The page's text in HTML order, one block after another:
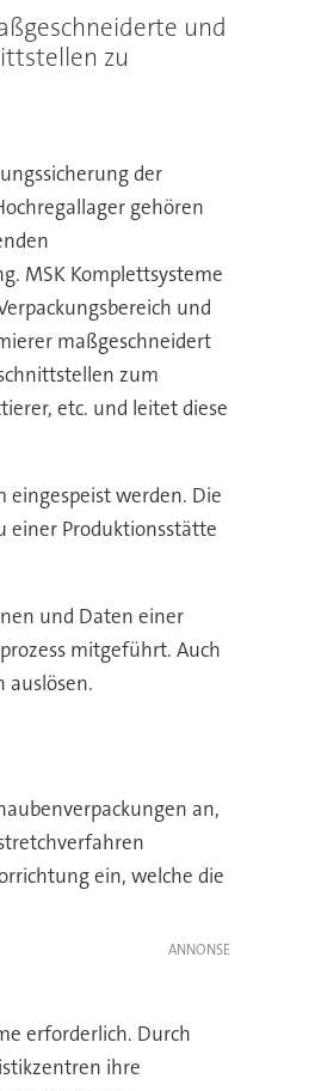
und
zu
der
gehören
MSK Komplettsysteme
und
maßgeschneidert
zum
etc. und leitet diese
eingespeist werden. Die
einer Produktionsstätte
und Daten einer
mitgeführt. Auch
auslösen.
an,
ein, welche die
erforderlich. Durch
ihre